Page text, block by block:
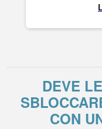
DEVE
CON